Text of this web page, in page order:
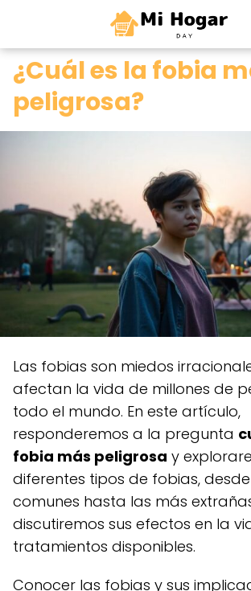
0
¿Cuál es la fobia
peligrosa?
Las fobias son miedos
afectan la vida de millones de
todo el mundo. En este artículo,
responderemos a la pregunta
fobia más peligrosa y
diferentes tipos de fobias,
comunes hasta las más
discutiremos sus efectos en la
tratamientos disponibles.
Conocer las fobias y sus